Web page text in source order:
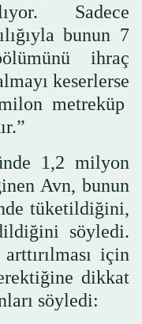
Sadece
bunun 7
ihraç
keserlerse
metreküp
1,2 milyon
Avn, bunun
tüketildiğini,
söyledi.
için
dikkat
söyledi: